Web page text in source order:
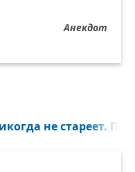
Анекдот
не стареет.